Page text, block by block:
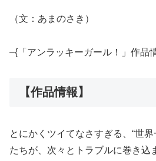
（文：あまのさき）
–{「アンラッキーガール！」作品
【作品情報】
とにかくツイてなさすぎる、“世
たちが、次々とトラブルに巻き込